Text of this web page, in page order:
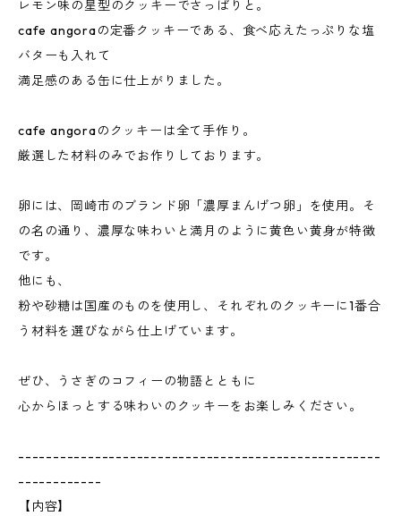
レモン味の星型のクッキーでさっぱりと。
cafe angoraの定番クッキーである、食べ応えたっぷりな塩
バターも入れて
満足感のある缶に仕上がりました。
cafe angoraのクッキーは全て手作り。
厳選した材料のみでお作りしております。
卵には、岡崎市のブランド卵「濃厚まんげつ卵」を使用。そ
の名の通り、濃厚な味わいと満月のように黄色い黄身が特徴
です。
他にも、
粉や砂糖は国産のものを使用し、それぞれのクッキーに1番合
う材料を選びながら仕上げています。
ぜひ、うさぎのコフィーの物語とともに
心からほっとする味わいのクッキーをお楽しみください。
----------------------------------------------------
------------
【内容】